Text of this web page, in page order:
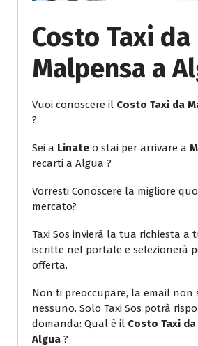
Costo Taxi da
Malpensa a
Vuoi conoscere il Costo Taxi da
?
Sei a Linate o stai per arrivare a
recarti a Algua ?
Vorresti Conoscere la migliore
mercato?
Taxi Sos invierà la tua richiesta a
iscritte nel portale e selezionerà
offerta.
Non ti preoccupare, la email non
nessuno. Solo Taxi Sos potrà
domanda: Qual è il Costo Taxi
Algua ?